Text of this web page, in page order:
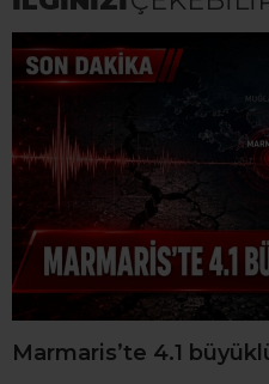
Marmaris’te 4.1